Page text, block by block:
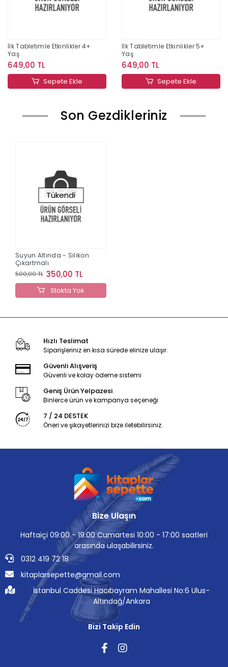
İlk Tabletimle Etkinlikler 4+
Yaş
649,00 TL
Sepete Ekle
İlk Tabletimle Etkinlikler 5+
Yaş
649,00 TL
Sepete Ekle
Son Gezdikleriniz
Tükendi
Suyun Altında - Silikon
Çıkartmalı
500,00 TL 350,00 TL
Stokta Yok
Hızlı Teslimat
Siparişleriniz en kısa sürede elinize ulaşır.
Güvenli Alışveriş
Güvenli ve kolay ödeme sistemi
Geniş Ürün Yelpazesi
Binlerce ürün ve kampanya seçeneği
7 / 24 DESTEK
Öneri ve şikayetlerinizi bize iletebilirsiniz.
Bize Ulaşın
Haftaiçi 09:00 - 19:00 Cumartesi 10:00 - 17:00 saatleri
arasında ulaşabilirsiniz.
0312 419 72 18
kitaplarsepette@gmail.com
İstanbul Caddesi Hacıbayram Mahallesi No:6 Ulus-
Altındağ/Ankara
Bizi Takip Edin